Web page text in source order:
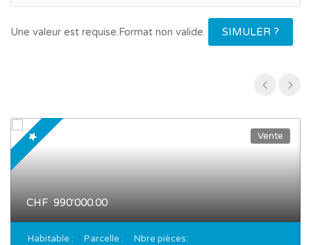
Une valeur est requise.Format non valide. SIMULER ?
Vente
CHF 990'000.00
Habitable :
Parcelle :
Nbre pièces: